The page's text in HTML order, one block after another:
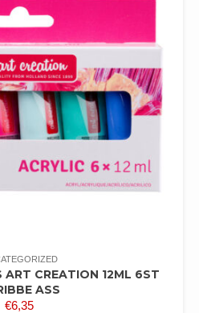
ART CREATION 12ML 6ST
ASS
€6,35